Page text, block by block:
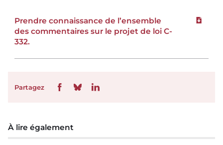
Prendre connaissance de l’ensemble
des commentaires sur le projet de loi C-
332.
Partagez
À lire également